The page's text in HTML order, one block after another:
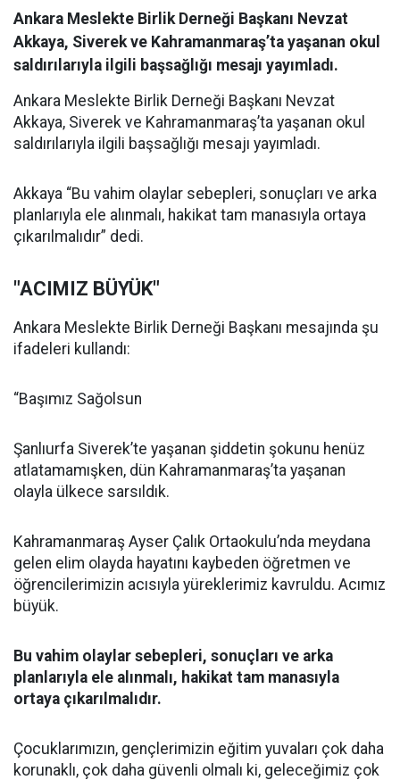
Ankara Meslekte Birlik Derneği Başkanı Nevzat
Akkaya, Siverek ve Kahramanmaraş’ta yaşanan okul
saldırılarıyla ilgili başsağlığı mesajı yayımladı.
Ankara Meslekte Birlik Derneği Başkanı Nevzat
Akkaya, Siverek ve Kahramanmaraş’ta yaşanan okul
saldırılarıyla ilgili başsağlığı mesajı yayımladı.
Akkaya “Bu vahim olaylar sebepleri, sonuçları ve arka
planlarıyla ele alınmalı, hakikat tam manasıyla ortaya
çıkarılmalıdır” dedi.
"ACIMIZ BÜYÜK"
Ankara Meslekte Birlik Derneği Başkanı mesajında şu
ifadeleri kullandı:
“Başımız Sağolsun
Şanlıurfa Siverek’te yaşanan şiddetin şokunu henüz
atlatamamışken, dün Kahramanmaraş’ta yaşanan
olayla ülkece sarsıldık.
Kahramanmaraş Ayser Çalık Ortaokulu’nda meydana
gelen elim olayda hayatını kaybeden öğretmen ve
öğrencilerimizin acısıyla yüreklerimiz kavruldu. Acımız
büyük.
Bu vahim olaylar sebepleri, sonuçları ve arka
planlarıyla ele alınmalı, hakikat tam manasıyla
ortaya çıkarılmalıdır.
Çocuklarımızın, gençlerimizin eğitim yuvaları çok daha
korunaklı, çok daha güvenli olmalı ki, geleceğimiz çok